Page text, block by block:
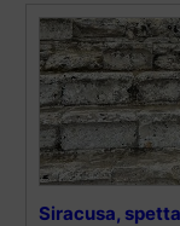
Siracusa,